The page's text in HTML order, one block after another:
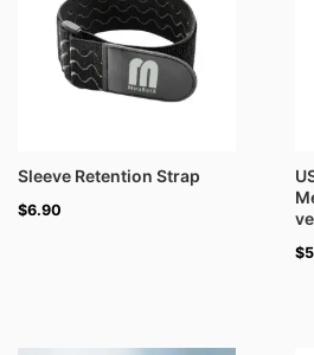
Sleeve Retention Strap
$6.90
$